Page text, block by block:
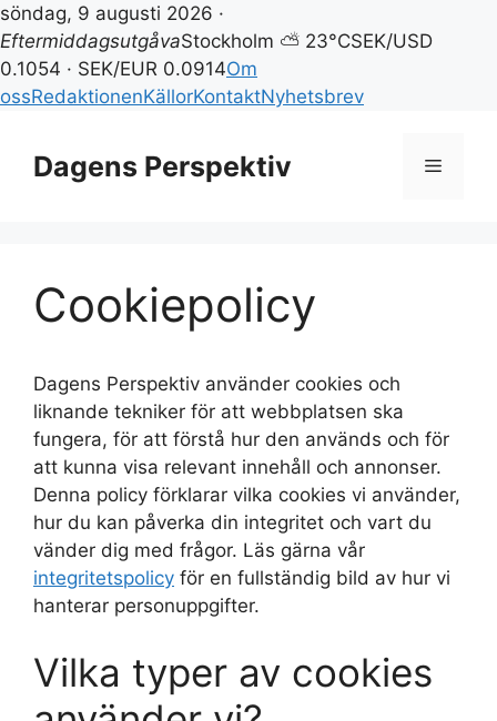
söndag, 9 augusti 2026 ·
EftermiddagsutgåvaStockholm ⛅ 23°CSEK/USD
0.1054 · SEK/EUR 0.0914Om
ossRedaktionenKällorKontaktNyhetsbrev
innehållDagens Perspektiv Meny
Cookiepolicy
Dagens Perspektiv använder cookies och
liknande tekniker för att webbplatsen ska
fungera, för att förstå hur den används och för
att kunna visa relevant innehåll och annonser.
Denna policy förklarar vilka cookies vi använder,
hur du kan påverka din integritet och vart du
vänder dig med frågor. Läs gärna vår
integritetspolicy för en fullständig bild av hur vi
hanterar personuppgifter.
Vilka typer av cookies